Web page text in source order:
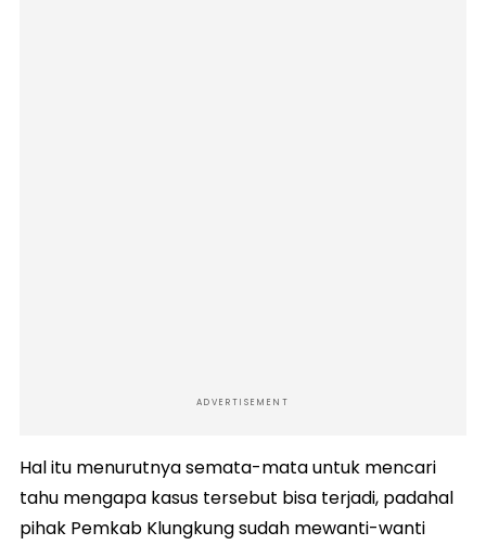
ADVERTISEMENT
Hal itu menurutnya semata-mata untuk mencari
tahu mengapa kasus tersebut bisa terjadi, padahal
pihak Pemkab Klungkung sudah mewanti-wanti